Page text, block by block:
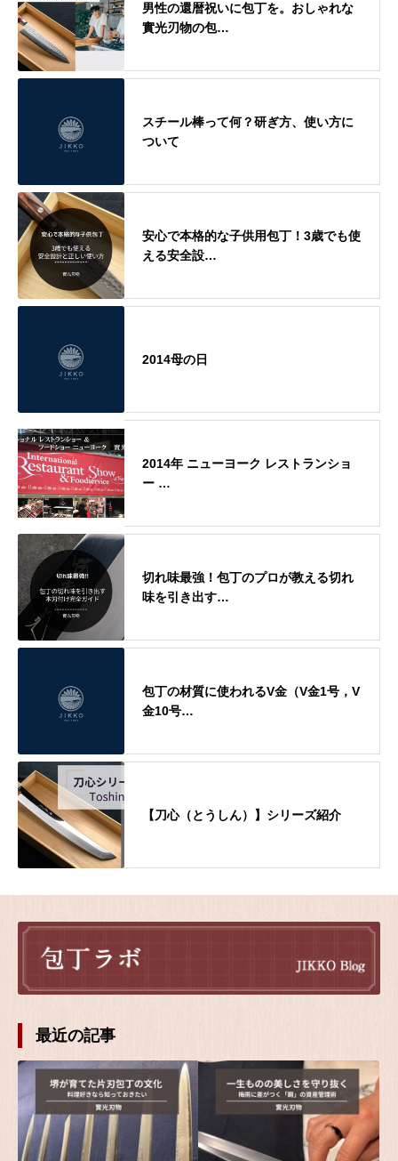
男性の還暦祝いに包丁を。おしゃれな
實光刃物の包…
スチール棒って何？研ぎ方、使い方に
ついて
安心で本格的な子供用包丁！3歳でも使
える安全設…
2014母の日
2014年 ニューヨーク レストランショ
ー …
切れ味最強！包丁のプロが教える切れ
味を引き出す…
包丁の材質に使われるV金（V金1号，V
金10号…
【刀心（とうしん）】シリーズ紹介
最近の記事